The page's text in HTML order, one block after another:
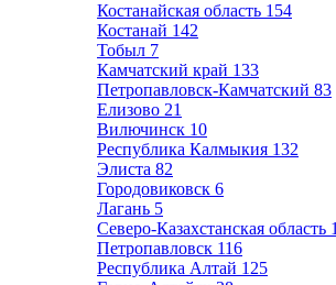
Костанайская область 154
Костанай 142
Тобыл 7
Камчатский край 133
Петропавловск-Камчатский 83
Елизово 21
Вилючинск 10
Республика Калмыкия 132
Элиста 82
Городовиковск 6
Лагань 5
Северо-Казахстанская область
Петропавловск 116
Республика Алтай 125